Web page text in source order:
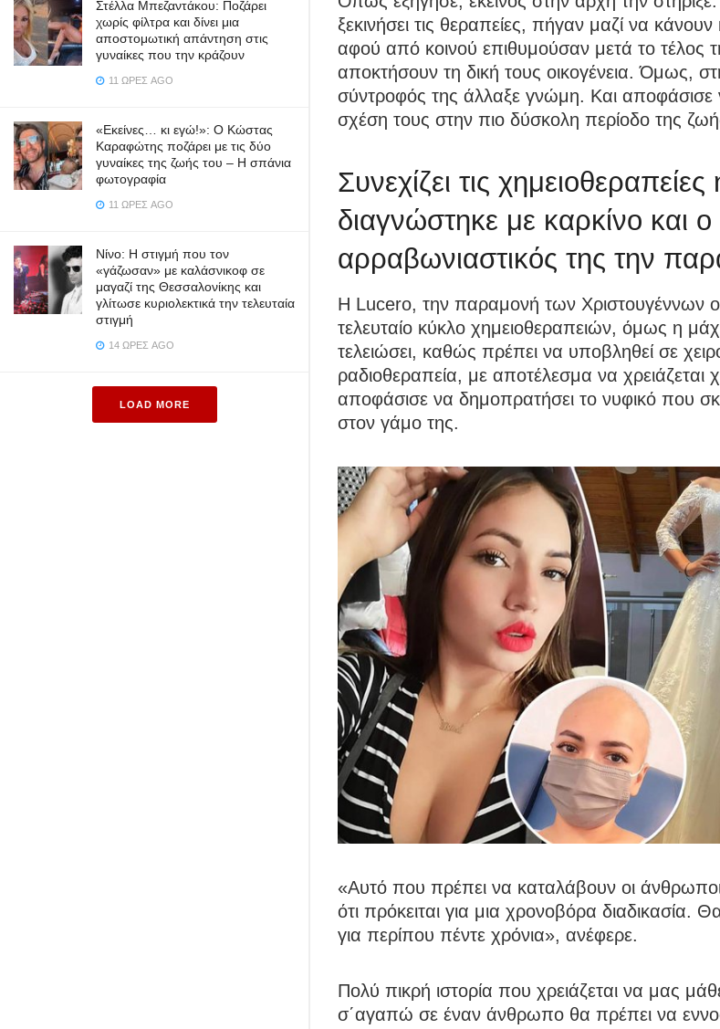
Στέλλα Μπεζαντάκου: Ποζάρει
χωρίς φίλτρα και δίνει μια
αποστομωτική απάντηση στις
γυναίκες που την κράζουν
11 ΏΡΕΣ AGO
«Εκείνες… κι εγώ!»: Ο Κώστας
Καραφώτης ποζάρει με τις δύο
γυναίκες της ζωής του – Η σπάνια
φωτογραφία
11 ΏΡΕΣ AGO
Νίνο: Η στιγμή που τον
«γάζωσαν» με καλάσνικοφ σε
μαγαζί της Θεσσαλονίκης και
γλίτωσε κυριολεκτικά την τελευταία
στιγμή
14 ΏΡΕΣ AGO
LOAD MORE
ξεκινήσει τις θεραπείες, πήγαν μαζί να
αφού από κοινού επιθυμούσαν μετά το τέλος
αποκτήσουν τη δική τους οικογένεια. Όμως,
σύντροφός της άλλαξε γνώμη. Και αποφάσισε
σχέση τους στην πιο δύσκολη περίοδο της
Συνεχίζει τις
διαγνώστηκε με καρκίνο και ο
αρραβωνιαστικός της την
Η Lucero, την παραμονή των Χριστουγέννων
τελευταίο κύκλο χημειοθεραπειών, όμως η
τελειώσει, καθώς πρέπει να υποβληθεί σε
ραδιοθεραπεία, με αποτέλεσμα να χρειάζεται
αποφάσισε να δημοπρατήσει το νυφικό που
στον γάμο της.
«Αυτό που πρέπει να καταλάβουν οι άνθρωποι
ότι πρόκειται για μια χρονοβόρα διαδικασία.
για περίπου πέντε χρόνια», ανέφερε.
Πολύ πικρή ιστορία που χρειάζεται να μας
σ΄αγαπώ σε έναν άνθρωπο θα πρέπει να